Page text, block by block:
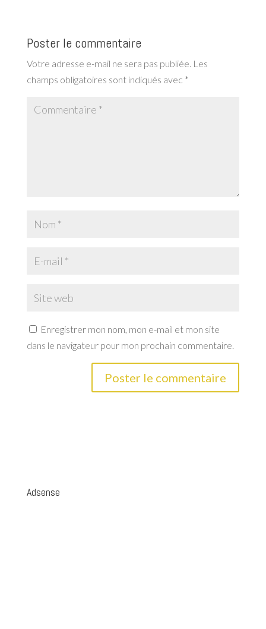
Poster le commentaire
Votre adresse e-mail ne sera pas publiée. Les
champs obligatoires sont indiqués avec *
Enregistrer mon nom, mon e-mail et mon site
dans le navigateur pour mon prochain commentaire.
Adsense